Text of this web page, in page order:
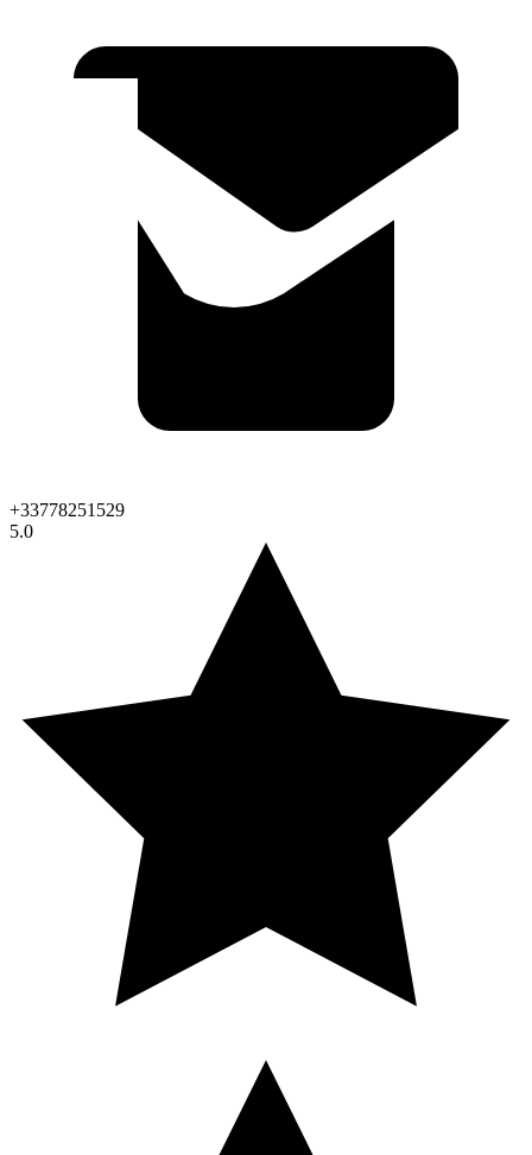
+33778251529
5.0